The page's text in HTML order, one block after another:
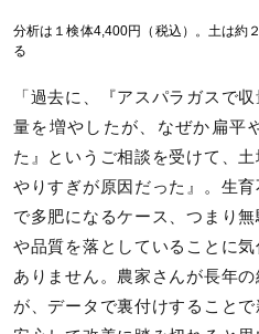
分析は１検体4,400円（税込）。土は約
る
「過去に、『アスパラガスで
量を増やしたが、なぜか扁平
た』というご相談を受けて、
やりすぎが原因だった』。生
で多肥になるケース、つまり
や品質を落としていることに
ありません。農家さんが長年
が、データで裏付けすること